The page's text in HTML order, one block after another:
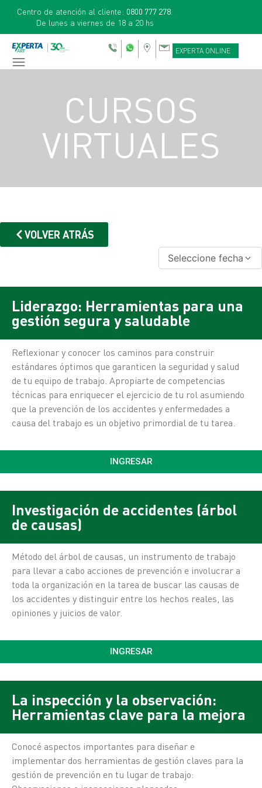
Centro de atención al cliente: 0800 777 278
De lunes a viernes de 18 a 20 hs
EXPERTA ONLINE
CURSOS
VIRTUALES
VOLVER ATRÁS
Seleccione fecha
Liderazgo: Herramientas para una
gestión segura y saludable
Reflexionar y conocer los caminos para construir
estándares óptimos que garanticen la seguridad y salud
de tu equipo de trabajo. Apropiarte de competencias
técnicas para enriquecer el ejercicio de tu rol asumiendo
que la prevención de los accidentes y enfermedades a
causa del trabajo es un objetivo primordial de tu tarea.
INGRESAR
Investigación de accidentes (árbol
de causas)
Método del árbol de causas, un instrumento de trabajo
para llevar a cabo acciones de prevención e involucrar a
toda la organización en la tarea de buscar las causas de
los accidentes y distinguir entre los hechos reales, las
opiniones y juicios de valor.
INGRESAR
La inspección y la observación:
Herramientas clave para la mejora
Conocé aspectos importantes para diseñar e
implementar dos herramientas de gestión claves para la
gestión de prevención en tu lugar de trabajo: